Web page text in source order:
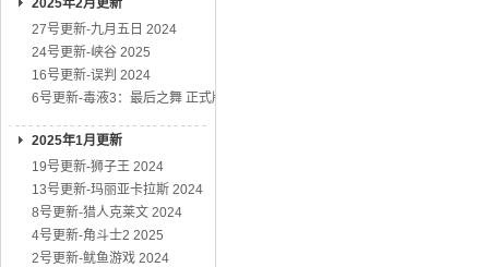
2025年2月更新
27号更新-九月五日 2024
24号更新-峡谷 2025
16号更新-误判 2024
6号更新-毒液3：最后之舞 正式版
2025年1月更新
19号更新-狮子王 2024
13号更新-玛丽亚卡拉斯 2024
8号更新-猎人克莱文 2024
4号更新-角斗士2 2025
2号更新-鱿鱼游戏 2024